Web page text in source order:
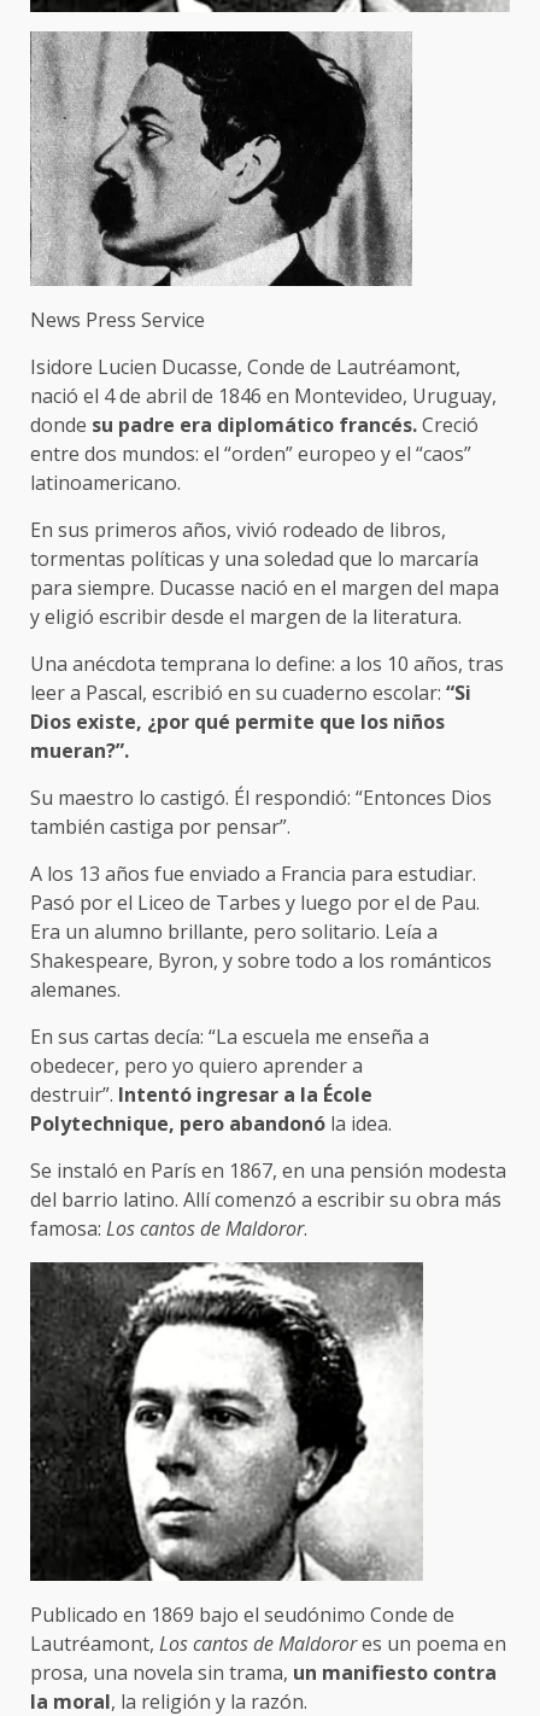
News Press Service
Isidore Lucien Ducasse, Conde de Lautréamont,
nació el 4 de abril de 1846 en Montevideo, Uruguay,
donde su padre era diplomático francés.Creció
entre dos mundos: el “orden” europeo y el “caos”
latinoamericano.
En sus primeros años, vivió rodeado de libros,
tormentas políticas y una soledad que lo marcaría
para siempre. Ducasse nació en el margen del mapa
y eligió escribir desde el margen de la literatura.
Una anécdota temprana lo define: a los 10 años, tras
leer a Pascal, escribió en su cuaderno escolar: “Si
Dios existe, ¿por qué permite que los niños
mueran?”.
Su maestro lo castigó. Él respondió: “Entonces Dios
también castiga por pensar”.
A los 13 años fue enviado a Francia para estudiar.
Pasó por el Liceo de Tarbes y luego por el de Pau.
Era un alumno brillante, pero solitario. Leía a
Shakespeare, Byron, y sobre todo a los románticos
alemanes.
En sus cartas decía: “La escuela me enseña a
obedecer, pero yo quiero aprender a
destruir”. Intentó ingresar a la École
Polytechnique, pero abandonó la idea.
Se instaló en París en 1867, en una pensión modesta
del barrio latino. Allí comenzó a escribir su obra más
famosa: Los cantos de Maldoror.
Publicado en 1869 bajo el seudónimo Conde de
Lautréamont, Los cantos de Maldorores un poema en
prosa, una novela sin trama, un manifiesto contra
la moral, la religión y la razón.